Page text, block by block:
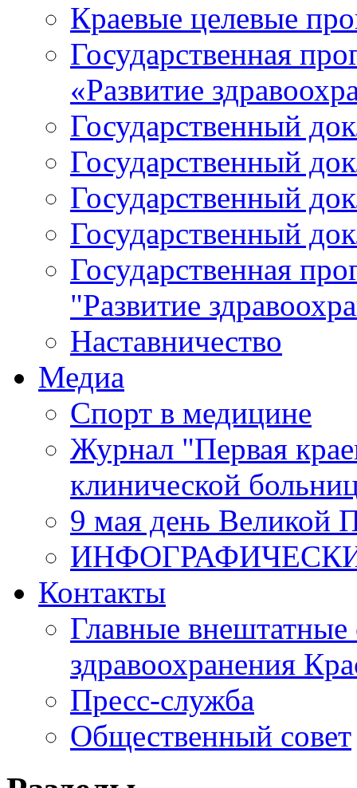
Краевые целевые
Государственная
«Развитие
Государственный
Государственный
Государственный
Государственный
Государственная
"Развитие
Наставничество
Медиа
Спорт в медицине
Журнал "Первая
клинической
9 мая день Великой
Контакты
Главные внештатные
здравоохранения
Пресс-служба
Общественный совет